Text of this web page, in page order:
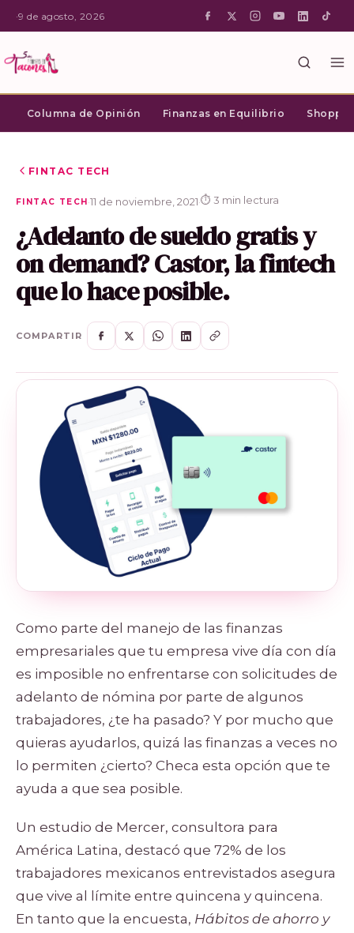
·9 de agosto, 2026
Columna de Opinión Finanzas en Equilibrio
FINTAC TECH
FINTAC TECH·11 de noviembre, 2021·⏱ 3 min lectura
¿Adelanto de sueldo gratis y
on demand? Castor, la fintech
que lo hace posible.
COMPARTIR
Como parte del manejo de las finanzas
empresariales que tu empresa vive día con día
es imposible no enfrentarse con solicitudes de
adelanto de nómina por parte de algunos
trabajadores, ¿te ha pasado? Y por mucho que
quieras ayudarlos, quizá las finanzas a veces no
lo permiten ¿cierto? Checa esta opción que te
ayuda a que sea posible.
Un estudio de Mercer, consultora para
América Latina, destacó que 72% de los
trabajadores mexicanos entrevistados asegura
que vive al límite entre quincena y quincena.
En tanto que la encuesta, Hábitos de ahorro y